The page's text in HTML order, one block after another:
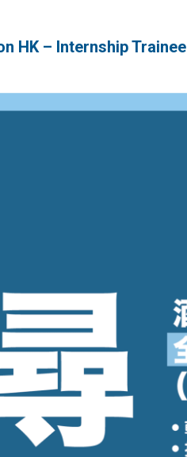
HK – Internship Trainee